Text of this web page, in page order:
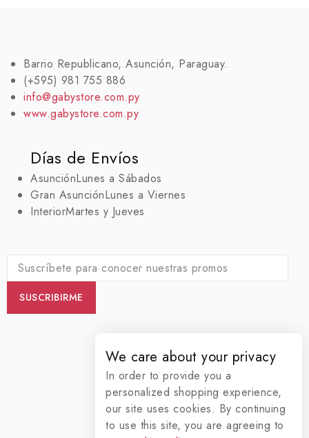
Barrio Republicano, Asunción, Paraguay.
(+595) 981 755 886
info@gabystore.com.py
www.gabystore.com.py
Días de Envíos
AsunciónLunes a Sábados
Gran AsunciónLunes a Viernes
InteriorMartes y Jueves
We care about your privacy
In order to provide you a
personalized shopping experience,
our site uses cookies. By continuing
to use this site, you are agreeing to